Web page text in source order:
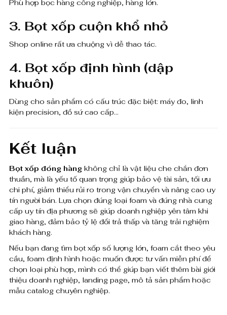
Phù hợp bọc hàng công nghiệp, hàng lớn.
3. Bọt xốp cuộn khổ nhỏ
Shop online rất ưa chuộng vì dễ thao tác.
4. Bọt xốp định hình (dập
khuôn)
Dùng cho sản phẩm có cấu trúc đặc biệt: máy đo, linh
kiện precision, đồ sứ cao cấp…
Kết luận
Bọt xốp đóng hàng không chỉ là vật liệu che chắn đơn
thuần, mà là yếu tố quan trọng giúp bảo vệ tài sản, tối ưu
chi phí, giảm thiểu rủi ro trong vận chuyển và nâng cao uy
tín người bán. Lựa chọn đúng loại foam và đúng nhà cung
cấp uy tín địa phương sẽ giúp doanh nghiệp yên tâm khi
giao hàng, đảm bảo tỷ lệ đổi trả thấp và tăng trải nghiệm
khách hàng.
Nếu bạn đang tìm bọt xốp số lượng lớn, foam cắt theo yêu
cầu, foam định hình hoặc muốn được tư vấn miễn phí để
chọn loại phù hợp, mình có thể giúp bạn viết thêm bài giới
thiệu doanh nghiệp, landing page, mô tả sản phẩm hoặc
mẫu catalog chuyên nghiệp.